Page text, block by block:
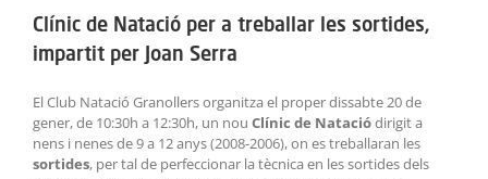
Clínic de Natació per a treballar les sortides,
impartit per Joan Serra
El Club Natació Granollers organitza el proper dissabte 20 de
gener, de 10:30h a 12:30h, un nou Clínic de Nataciódirigit a
nens i nenes de 9 a 12 anys (2008-2006), on es treballaran les
sortides, per tal de perfeccionar la tècnica en les sortides dels